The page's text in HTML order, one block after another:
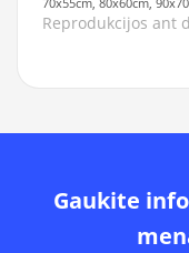
Reprodukcijos ant
Gaukite